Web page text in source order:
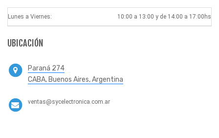
Lunes a Viernes: 10:00 a 13:00 y de 14:00 a 17:00hs
UBICACIÓN
Paraná 274
CABA, Buenos Aires, Argentina
ventas@sycelectronica.com.ar